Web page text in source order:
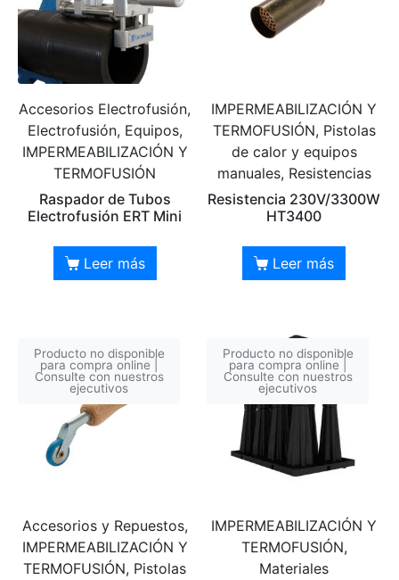
Accesorios Electrofusión,
Electrofusión, Equipos,
IMPERMEABILIZACIÓN Y
TERMOFUSIÓN
Raspador de Tubos
Electrofusión ERT Mini
Leer más
IMPERMEABILIZACIÓN Y
TERMOFUSIÓN, Pistolas
de calor y equipos
manuales, Resistencias
Resistencia 230V/3300W
HT3400
Leer más
Producto no disponible
para compra online |
Consulte con nuestros
ejecutivos
Accesorios y Repuestos,
IMPERMEABILIZACIÓN Y
TERMOFUSIÓN, Pistolas
Producto no disponible
para compra online |
Consulte con nuestros
ejecutivos
IMPERMEABILIZACIÓN Y
TERMOFUSIÓN,
Materiales